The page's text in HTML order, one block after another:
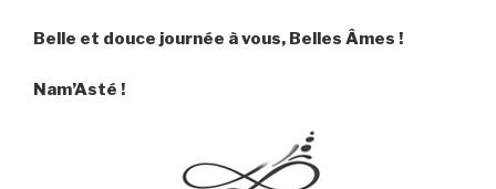
Belle et douce journée à vous, Belles Âmes !
Nam’Asté !